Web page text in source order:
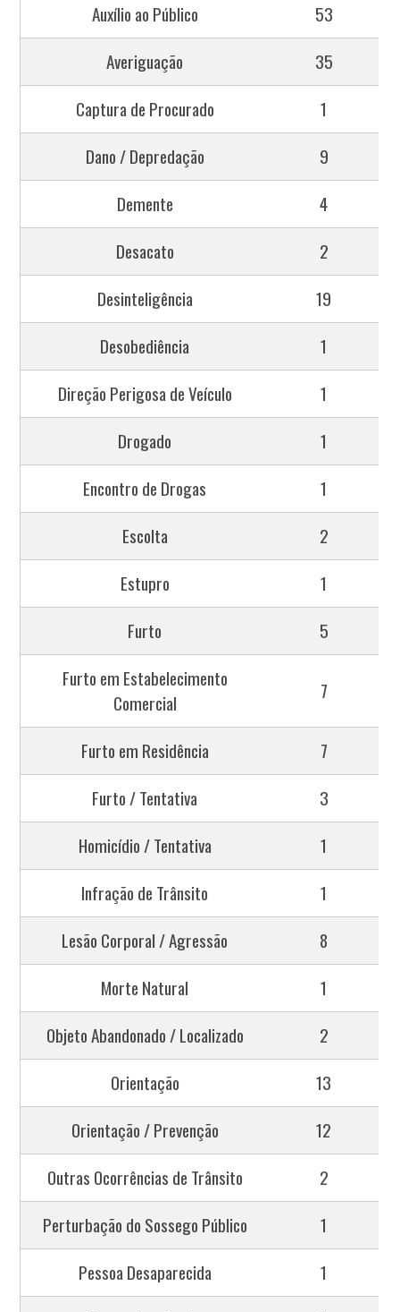
Auxílio ao Público
53
Averiguação
35
Captura de Procurado
1
Dano / Depredação
9
Demente
4
Desacato
2
Desinteligência
19
Desobediência
1
Direção Perigosa de Veículo
1
Drogado
1
Encontro de Drogas
1
Escolta
2
Estupro
1
Furto
5
Furto em Estabelecimento
Comercial
7
Furto em Residência
7
Furto / Tentativa
3
Homicídio / Tentativa
1
Infração de Trânsito
1
Lesão Corporal / Agressão
8
Morte Natural
1
Objeto Abandonado / Localizado
2
Orientação
13
Orientação / Prevenção
12
Outras Ocorrências de Trânsito
2
Perturbação do Sossego Público
1
Pessoa Desaparecida
1